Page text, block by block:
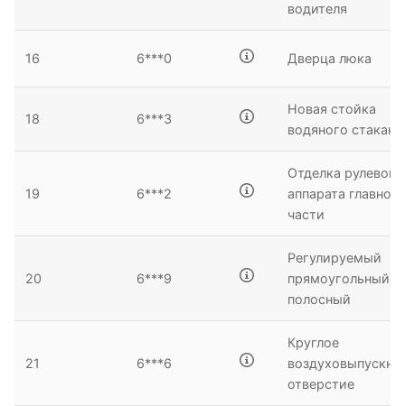
водителя
16 6***0 Дверца люка
18 6***3
Новая стойка
водяного стакана
19 6***2
Отделка рулевого
аппарата главной
части
20 6***9
Регулируемый
прямоугольный
полосный
21 6***6
Круглое
отверстие